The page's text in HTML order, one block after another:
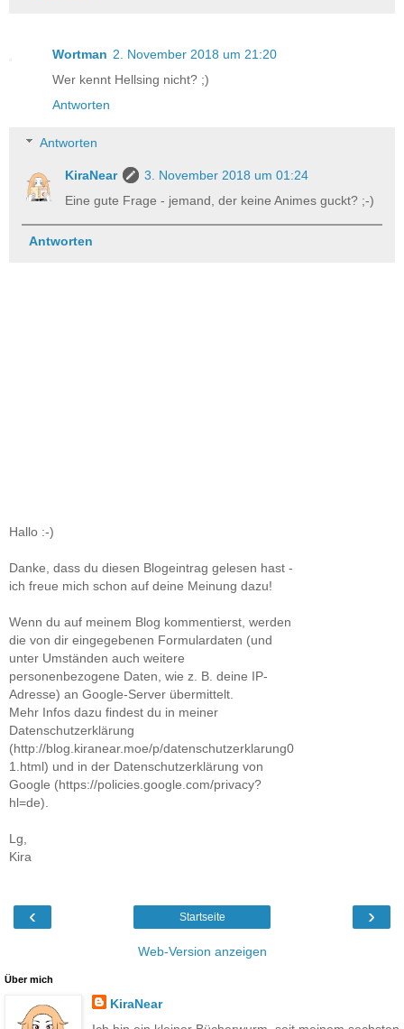
Wortman 2. November 2018 um 21:20
Wer kennt Hellsing nicht? ;)
Antworten
Antworten
KiraNear
3. November 2018 um 01:24
Eine gute Frage - jemand, der keine Animes guckt? ;-)
Antworten
Hallo :-)
Danke, dass du diesen Blogeintrag gelesen hast -
ich freue mich schon auf deine Meinung dazu!
Wenn du auf meinem Blog kommentierst, werden
die von dir eingegebenen Formulardaten (und
unter Umständen auch weitere
personenbezogene Daten, wie z. B. deine IP-
Adresse) an Google-Server übermittelt.
Mehr Infos dazu findest du in meiner
Datenschutzerklärung
(http://blog.kiranear.moe/p/datenschutzerklarung0
1.html) und in der Datenschutzerklärung von
Google (https://policies.google.com/privacy?
hl=de).
Lg,
Kira
‹ ›
Startseite
Web-Version anzeigen
Über mich
KiraNear